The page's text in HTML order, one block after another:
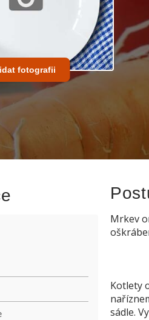
fotografii
Mrkev
Kotlety
sádle.